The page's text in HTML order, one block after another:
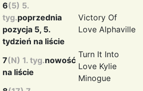
6(5) 5.
tyg.poprzednia
pozycja 5, 5.
tydzień na liście
Victory Of
Love Alphaville
7(N) 1. tyg.nowość
na liście
Turn It Into
Love Kylie
Minogue